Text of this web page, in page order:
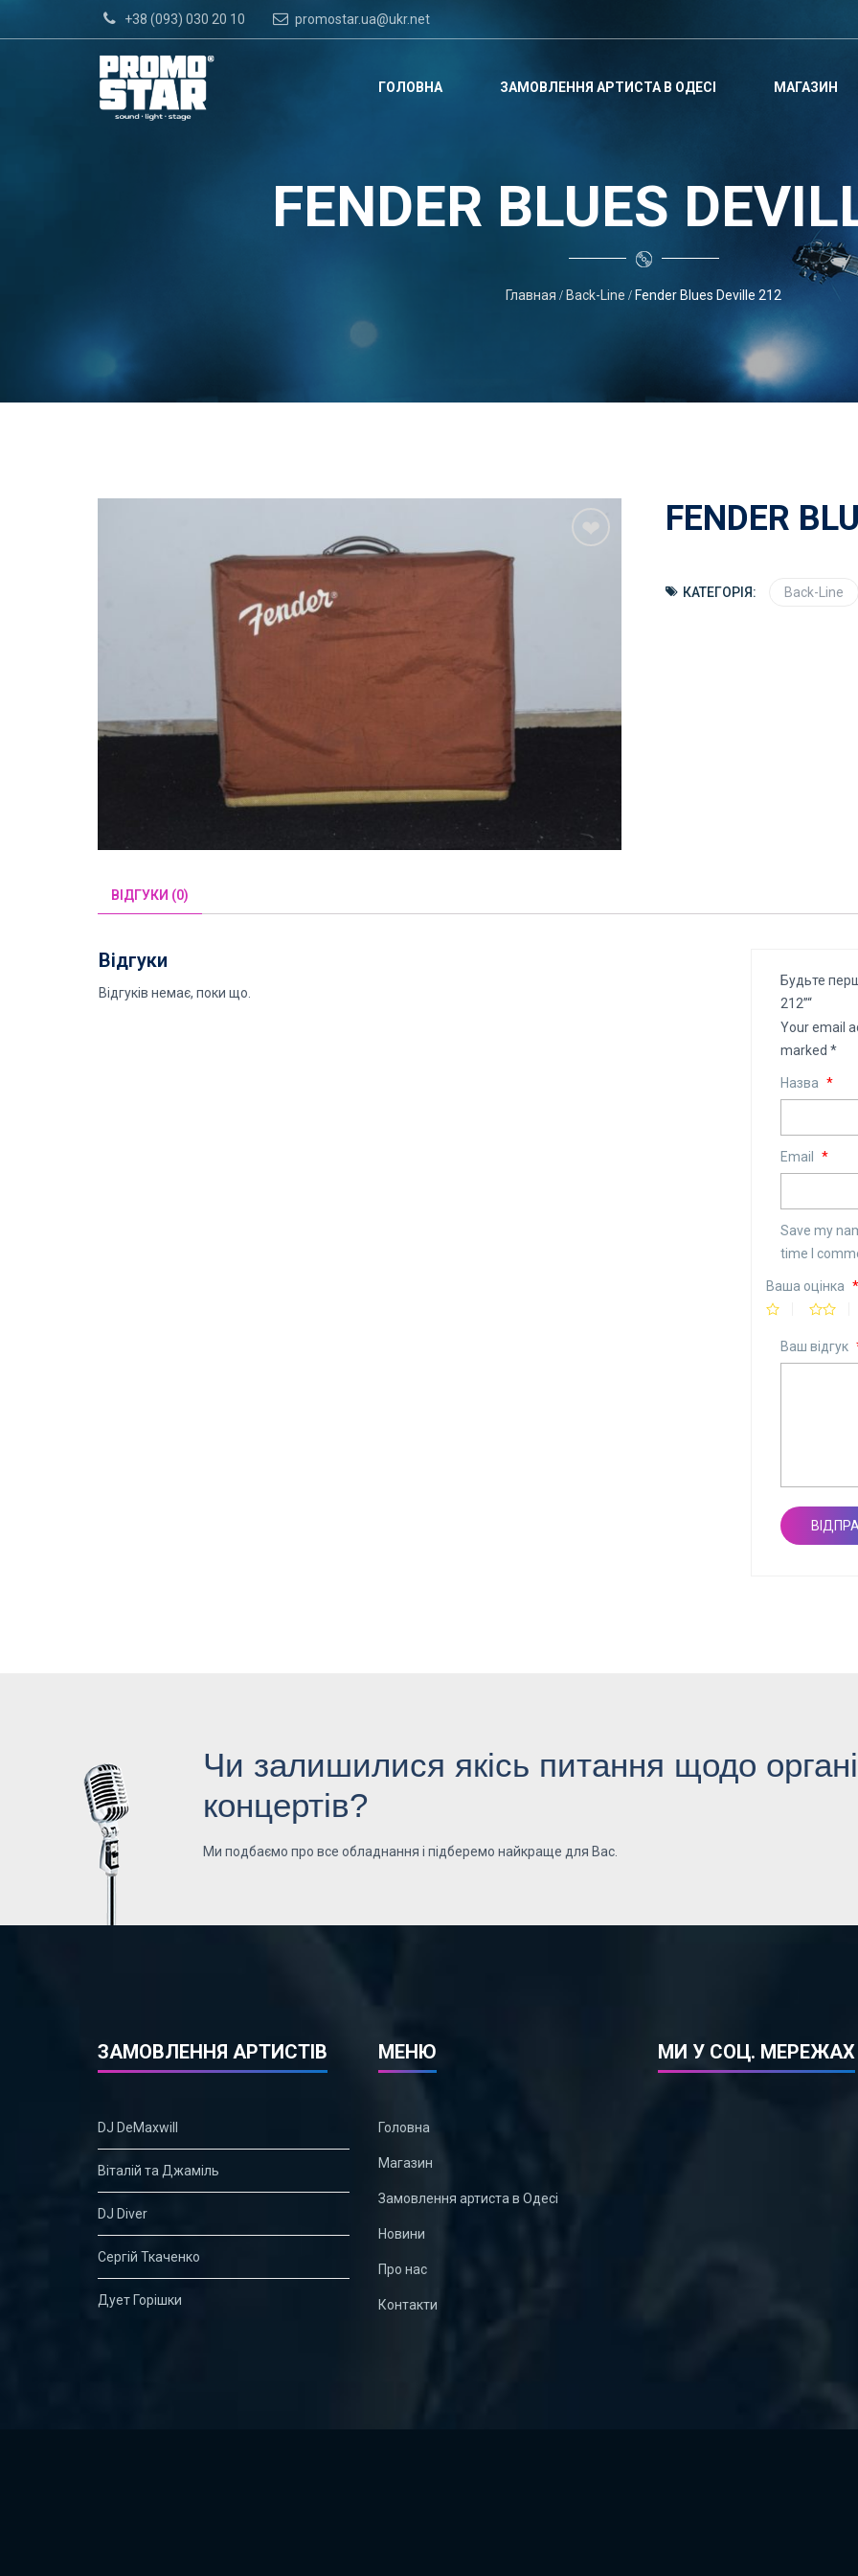
+38 (093) 030 20 10 promostar.ua@ukr.net
ГОЛОВНА ЗАМОВЛЕННЯ АРТИСТА В ОДЕСІ МАГАЗИН
FENDER BLUES
Главная Back-Line Fender Blues Deville 212
FENDER
КАТЕГОРІЯ: Back-Line
ВІДГУКИ (0)
Відгуки
Відгуків немає, поки що.
Будьте
212”“
Your email
marked*
Назва *
Email *
Save my
time I
Ваша оцінка
Ваш відгук
Чи залишилися якісь питання щодо
концертів?
Ми подбаємо про все обладнання і підберемо найкраще для Вас.
ЗАМОВЛЕННЯ АРТИСТІВ
DJ DeMaxwill
Віталій та Джаміль
DJ Diver
Сергій Ткаченко
Дует Горішки
МЕНЮ
Головна
Магазин
Замовлення артиста в Одесі
Новини
Про нас
Контакти
МИ У СОЦ. МЕРЕЖАХ